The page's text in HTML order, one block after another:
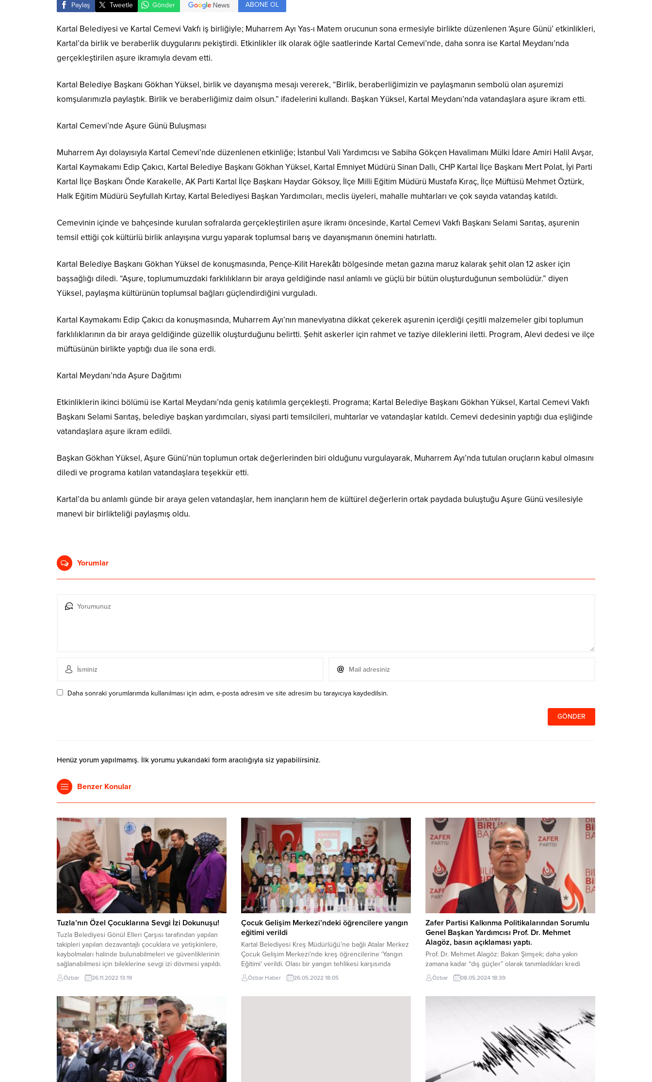
Paylaş Tweetle Gönder ABONE OL
Kartal Belediyesi ve Kartal Cemevi Vakfı iş birliğiyle; Muharrem Ayı Yas-ı Matem orucunun sona ermesiyle birlikte düzenlenen ‘Aşure Günü’ etkinlikleri,
Kartal’da birlik ve beraberlik duygularını pekiştirdi. Etkinlikler ilk olarak öğle saatlerinde Kartal Cemevi’nde, daha sonra ise Kartal Meydanı’nda
gerçekleştirilen aşure ikramıyla devam etti.
Kartal Belediye Başkanı Gökhan Yüksel, birlik ve dayanışma mesajı vererek, “Birlik, beraberliğimizin ve paylaşmanın sembolü olan aşuremizi
komşularımızla paylaştık. Birlik ve beraberliğimiz daim olsun.” ifadelerini kullandı. Başkan Yüksel, Kartal Meydanı’nda vatandaşlara aşure ikram etti.
Kartal Cemevi’nde Aşure Günü Buluşması
Muharrem Ayı dolayısıyla Kartal Cemevi’nde düzenlenen etkinliğe; İstanbul Vali Yardımcısı ve Sabiha Gökçen Havalimanı Mülki İdare Amiri Halil Avşar,
Kartal Kaymakamı Edip Çakıcı, Kartal Belediye Başkanı Gökhan Yüksel, Kartal Emniyet Müdürü Sinan Dallı, CHP Kartal İlçe Başkanı Mert Polat, İyi Parti
Kartal İlçe Başkanı Önde Karakelle, AK Parti Kartal İlçe Başkanı Haydar Göksoy, İlçe Milli Eğitim Müdürü Mustafa Kıraç, İlçe Müftüsü Mehmet Öztürk,
Halk Eğitim Müdürü Seyfullah Kırtay, Kartal Belediyesi Başkan Yardımcıları, meclis üyeleri, mahalle muhtarları ve çok sayıda vatandaş katıldı.
Cemevinin içinde ve bahçesinde kurulan sofralarda gerçekleştirilen aşure ikramı öncesinde, Kartal Cemevi Vakfı Başkanı Selami Sarıtaş, aşurenin
temsil ettiği çok kültürlü birlik anlayışına vurgu yaparak toplumsal barış ve dayanışmanın önemini hatırlattı.
Kartal Belediye Başkanı Gökhan Yüksel de konuşmasında, Pençe-Kilit Harekâtı bölgesinde metan gazına maruz kalarak şehit olan 12 asker için
başsağlığı diledi. “Aşure, toplumumuzdaki farklılıkların bir araya geldiğinde nasıl anlamlı ve güçlü bir bütün oluşturduğunun sembolüdür.” diyen
Yüksel, paylaşma kültürünün toplumsal bağları güçlendirdiğini vurguladı.
Kartal Kaymakamı Edip Çakıcı da konuşmasında, Muharrem Ayı’nın maneviyatına dikkat çekerek aşurenin içerdiği çeşitli malzemeler gibi toplumun
farklılıklarının da bir araya geldiğinde güzellik oluşturduğunu belirtti. Şehit askerler için rahmet ve taziye dileklerini iletti. Program, Alevi dedesi ve ilçe
müftüsünün birlikte yaptığı dua ile sona erdi.
Kartal Meydanı’nda Aşure Dağıtımı
Etkinliklerin ikinci bölümü ise Kartal Meydanı’nda geniş katılımla gerçekleşti. Programa; Kartal Belediye Başkanı Gökhan Yüksel, Kartal Cemevi Vakfı
Başkanı Selami Sarıtaş, belediye başkan yardımcıları, siyasi parti temsilcileri, muhtarlar ve vatandaşlar katıldı. Cemevi dedesinin yaptığı dua eşliğinde
vatandaşlara aşure ikram edildi.
Başkan Gökhan Yüksel, Aşure Günü’nün toplumun ortak değerlerinden biri olduğunu vurgulayarak, Muharrem Ayı’nda tutulan oruçların kabul olmasını
diledi ve programa katılan vatandaşlara teşekkür etti.
Kartal’da bu anlamlı günde bir araya gelen vatandaşlar, hem inançların hem de kültürel değerlerin ortak paydada buluştuğu Aşure Günü vesilesiyle
manevi bir birlikteliği paylaşmış oldu.
Yorumlar
Daha sonraki yorumlarımda kullanılması için adım, e-posta adresim ve site adresim bu tarayıcıya kaydedilsin.
Henüz yorum yapılmamış. İlk yorumu yukarıdaki form aracılığıyla siz yapabilirsiniz.
Benzer Konular
Tuzla’nın Özel Çocuklarına Sevgi İzi Dokunuşu!
Tuzla Belediyesi Gönül Elleri Çarşısı tarafından yapılan
takipleri yapılan dezavantajlı çocuklara ve yetişkinlere,
kaybolmaları halinde bulunabilmeleri ve güvenliklerinin
sağlanabilmesi için bileklerine sevgi izi dövmesi yapıldı.
Proje kapsamında özel çocukların kollarına 5 haneli bir
numara işleniyor ve özel çocuğun aile bilgileri de
durumunda, koluna işli dövmeden...
Özbar 26.11.2022 13:19
Çocuk Gelişim Merkezi’ndeki öğrencilere yangın
eğitimi verildi
Kartal Belediyesi Kreş Müdürlüğü’ne bağlı Atalar Merkez
Çocuk Gelişim Merkezi’nde kreş öğrencilerine ‘Yangın
Eğitimi’ verildi. Olası bir yangın tehlikesi karşısında
çocukların, öğretmenlerin ve personelin
bilinçlendirilmesi için yapılan eğitimde önce barkovizyon
Özbar Haber 26.05.2022 18:05
Zafer Partisi Kalkınma Politikalarından Sorumlu
Genel Başkan Yardımcısı Prof. Dr. Mehmet
Alagöz, basın açıklaması yaptı.
Prof. Dr. Mehmet Alagöz: Bakan Şimşek; daha yakın
zamana kadar “dış güçler” olarak tanımladıkları kredi
derecelendirme kuruluşlarından S&P’in, 11 yıldan sonra
ülke kredi notunu bir kademe artırmasını uyguladıkları
Özbar 08.05.2024 18:39